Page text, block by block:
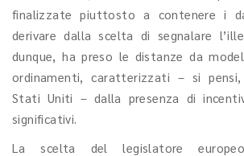
finalizzate piuttosto a contenere i
derivare dalla scelta di segnalare
dunque, ha preso le distanze da
ordinamenti, caratterizzati – si
Stati Uniti – dalla presenza di
significativi.
La scelta del legislatore